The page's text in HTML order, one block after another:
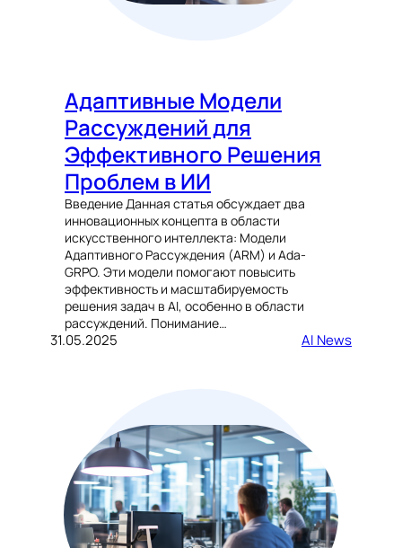
Адаптивные Модели
Рассуждений для
Эффективного Решения
Проблем в ИИ
Введение Данная статья обсуждает два
инновационных концепта в области
искусственного интеллекта: Модели
Адаптивного Рассуждения (ARM) и Ada-
GRPO. Эти модели помогают повысить
эффективность и масштабируемость
решения задач в AI, особенно в области
рассуждений. Понимание…
31.05.2025 AI News